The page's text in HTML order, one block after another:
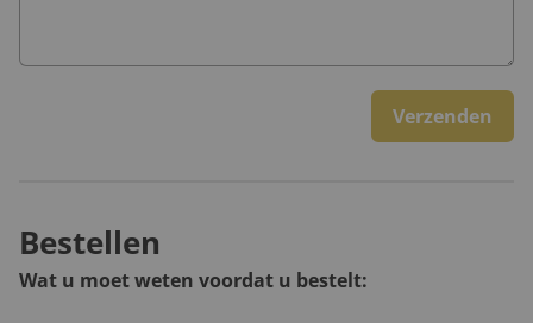
Verzenden
Bestellen
Wat u moet weten voordat u bestelt: